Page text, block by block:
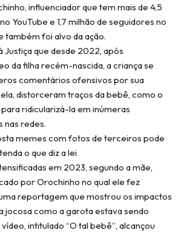
influenciador que tem mais de 4,5
YouTube e 1,7 milhão de seguidores no
também foi alvo da ação.
Justiça que desde 2022, após
da filha recém-nascida, a criança se
comentários ofensivos por sua
distorceram traços da bebê, como o
ridicularizá-la em inúmeras
nas redes.
memes com fotos de terceiros pode
o que diz a lei
em 2023, segundo a mãe,
por Orochinho no qual ele fez
reportagem que mostrou os impactos
jocosa como a garota estava sendo
intitulado “O tal bebê”, alcançou